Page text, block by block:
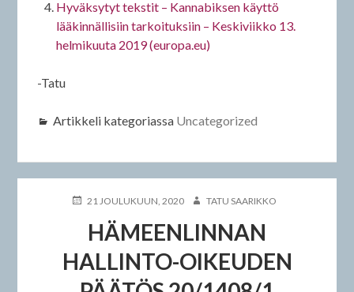
Hyväksytyt tekstit – Kannabiksen käyttö
lääkinnällisiin tarkoituksiin – Keskiviikko 13.
helmikuuta 2019 (europa.eu)
-Tatu
Artikkeli kategoriassa Uncategorized
JULKAISTU
21 JOULUKUUN, 2020 KIRJOITTAJA
TATU SAARIKKO
HÄMEENLINNAN
HALLINTO-OIKEUDEN